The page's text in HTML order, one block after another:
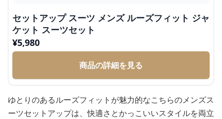
セットアップ スーツ メンズ ルーズフィット ジャ
ケット スーツセット
¥5,980
商品の詳細を見る
ゆとりのあるルーズフィットが魅力的なこちらのメンズス
ーツセットアップは、快適さとかっこいいスタイルを両立